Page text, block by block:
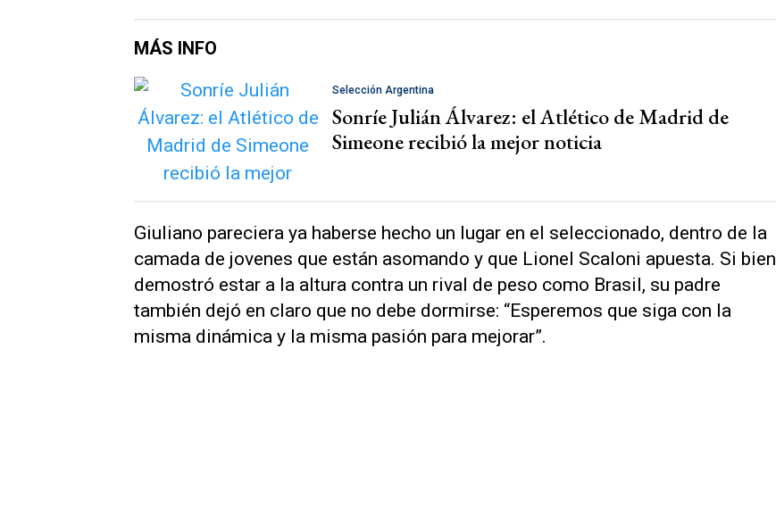
MÁS INFO
Selección Argentina
Sonríe Julián Álvarez: el Atlético de Madrid de
Simeone recibió la mejor noticia
Giuliano pareciera ya haberse hecho un lugar en el seleccionado, dentro de la
camada de jovenes que están asomando y que Lionel Scaloni apuesta. Si bien
demostró estar a la altura contra un rival de peso como Brasil, su padre
también dejó en claro que no debe dormirse: “Esperemos que siga con la
misma dinámica y la misma pasión para mejorar”.